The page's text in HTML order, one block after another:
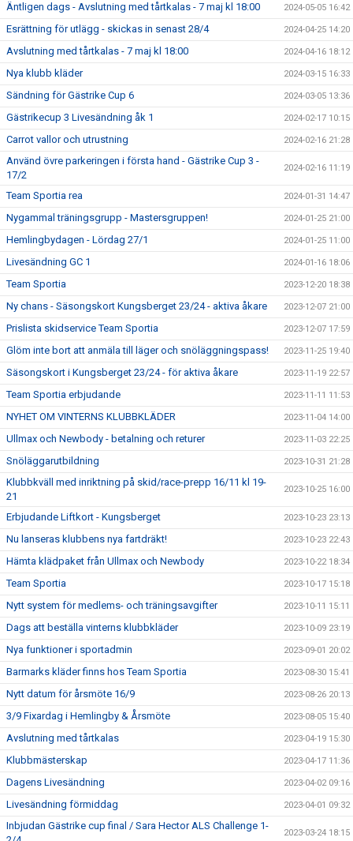
Äntligen dags - Avslutning med tårtkalas - 7 maj kl 18:00 2024-05-05 16:42
Esrättning för utlägg - skickas in senast 28/4 2024-04-25 14:20
Avslutning med tårtkalas - 7 maj kl 18:00 2024-04-16 18:12
Nya klubb kläder 2024-03-15 16:33
Sändning för Gästrike Cup 6 2024-03-05 13:36
Gästrikecup 3 Livesändning åk 1 2024-02-17 10:15
Carrot vallor och utrustning 2024-02-16 21:28
Använd övre parkeringen i första hand - Gästrike Cup 3 -
17/2
2024-02-16 11:19
Team Sportia rea 2024-01-31 14:47
Nygammal träningsgrupp - Mastersgruppen! 2024-01-25 21:00
Hemlingbydagen - Lördag 27/1 2024-01-25 11:00
Livesändning GC 1 2024-01-16 18:06
Team Sportia 2023-12-20 18:38
Ny chans - Säsongskort Kungsberget 23/24 - aktiva åkare 2023-12-07 21:00
Prislista skidservice Team Sportia 2023-12-07 17:59
Glöm inte bort att anmäla till läger och snöläggningspass! 2023-11-25 19:40
Säsongskort i Kungsberget 23/24 - för aktiva åkare 2023-11-19 22:57
Team Sportia erbjudande 2023-11-11 11:53
NYHET OM VINTERNS KLUBBKLÄDER 2023-11-04 14:00
Ullmax och Newbody - betalning och returer 2023-11-03 22:25
Snöläggarutbildning 2023-10-31 21:28
Klubbkväll med inriktning på skid/race-prepp 16/11 kl 19-
21
2023-10-25 16:00
Erbjudande Liftkort - Kungsberget 2023-10-23 23:13
Nu lanseras klubbens nya fartdräkt! 2023-10-23 22:43
Hämta klädpaket från Ullmax och Newbody 2023-10-22 18:34
Team Sportia 2023-10-17 15:18
Nytt system för medlems- och träningsavgifter 2023-10-11 15:11
Dags att beställa vinterns klubbkläder 2023-10-09 23:19
Nya funktioner i sportadmin 2023-09-01 20:02
Barmarks kläder finns hos Team Sportia 2023-08-30 15:41
Nytt datum för årsmöte 16/9 2023-08-26 20:13
3/9 Fixardag i Hemlingby & Årsmöte 2023-08-05 15:40
Avslutning med tårtkalas 2023-04-19 15:30
Klubbmästerskap 2023-04-17 11:36
Dagens Livesändning 2023-04-02 09:16
Livesändning förmiddag 2023-04-01 09:32
Inbjudan Gästrike cup final / Sara Hector ALS Challenge 1-
2023-03-24 18:15